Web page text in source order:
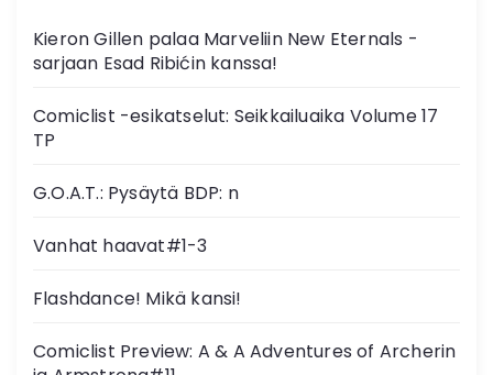
Kieron Gillen palaa Marveliin New Eternals -
sarjaan Esad Ribićin kanssa!
Comiclist -esikatselut: Seikkailuaika Volume 17
TP
G.O.A.T.: Pysäytä BDP: n
Vanhat haavat#1-3
Flashdance! Mikä kansi!
Comiclist Preview: A & A Adventures of Archerin